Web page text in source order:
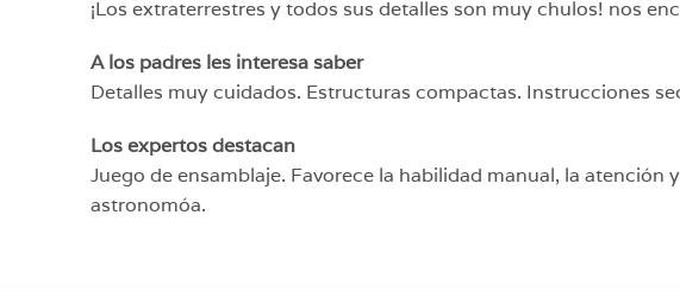
¡Los extraterrestres y todos sus detalles son muy chulos! nos
A los padres les interesa saber
Detalles muy cuidados. Estructuras compactas. Instrucciones
Los expertos destacan
Juego de ensamblaje. Favorece la habilidad manual, la
astronomóa.